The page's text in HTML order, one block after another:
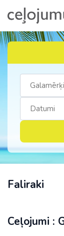
Faliraki
Ceļojumi :